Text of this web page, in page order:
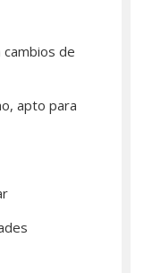
de
apto para